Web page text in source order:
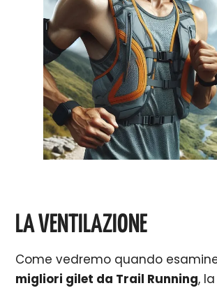
LA VENTILAZIONE
Come vedremo quando
migliori gilet da Trail Running,